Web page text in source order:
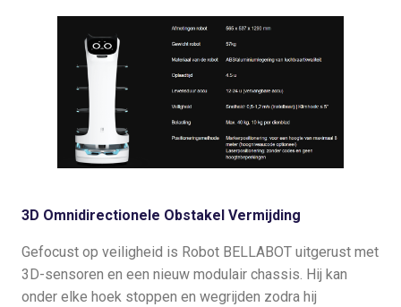
3D Omnidirectionele Obstakel Vermijding
Gefocust op veiligheid is Robot BELLABOT uitgerust met
3D-sensoren en een nieuw modulair chassis. Hij kan
onder elke hoek stoppen en wegrijden zodra hij